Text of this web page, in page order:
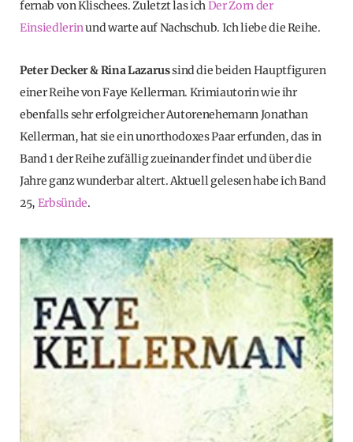
fernab von Klischees. Zuletzt las ichDer Zorn der
Einsiedlerinund warte auf Nachschub. Ich liebe die Reihe.
Peter Decker & Rina Lazarussind die beiden Hauptfiguren
einer Reihe von Faye Kellerman. Krimiautorin wie ihr
ebenfalls sehr erfolgreicher Autorenehemann Jonathan
Kellerman, hat sie ein unorthodoxes Paar erfunden, das in
Band 1 der Reihe zufällig zueinander findet und über die
Jahre ganz wunderbar altert. Aktuell gelesen habe ich Band
25, Erbsünde.